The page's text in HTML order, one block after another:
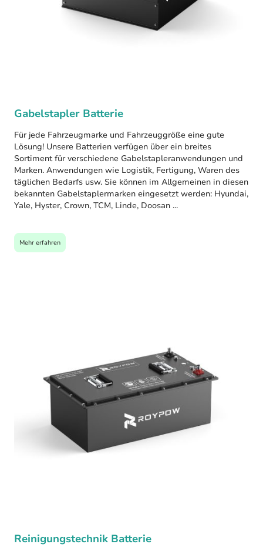
Gabelstapler Batterie
Für jede Fahrzeugmarke und Fahrzeuggröße eine gute
Lösung! Unsere Batterien verfügen über ein breites
Sortiment für verschiedene Gabelstapleranwendungen und
Marken. Anwendungen wie Logistik, Fertigung, Waren des
täglichen Bedarfs usw. Sie können im Allgemeinen in diesen
bekannten Gabelstaplermarken eingesetzt werden: Hyundai,
Yale, Hyster, Crown, TCM, Linde, Doosan ...
Mehr erfahren
Reinigungstechnik Batterie